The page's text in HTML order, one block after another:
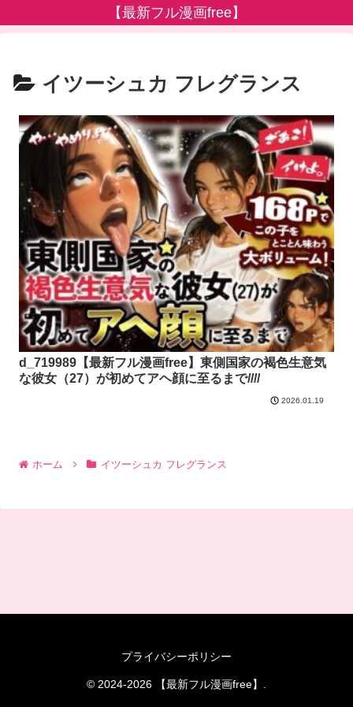
【最新フル漫画free】
イツーシュカ フレグランス
d_719989【最新フル漫画free】東側国家の褐色生意気
な彼女（27）が初めてアヘ顔に至るまで////
2026.01.19
ホーム イツーシュカ フレグランス
プライバシーポリシー
© 2024-2026 【最新フル漫画free】.